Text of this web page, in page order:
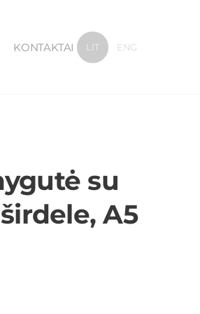
KONTAKTAI LIT ENG
su
A5